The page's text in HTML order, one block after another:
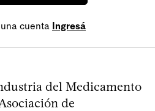
cuenta Ingresá
del Medicamento
de